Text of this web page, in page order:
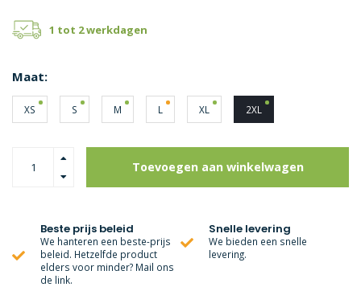
1 tot 2 werkdagen
Maat:
XS S M L XL 2XL
Toevoegen aan winkelwagen
Beste prijs beleid
We hanteren een beste-prijs
beleid. Hetzelfde product
elders voor minder? Mail ons
de link.
Snelle levering
We bieden een snelle
levering.